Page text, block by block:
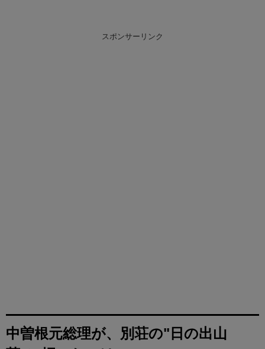
スポンサーリンク
中曽根元総理が、別荘の"日の出山